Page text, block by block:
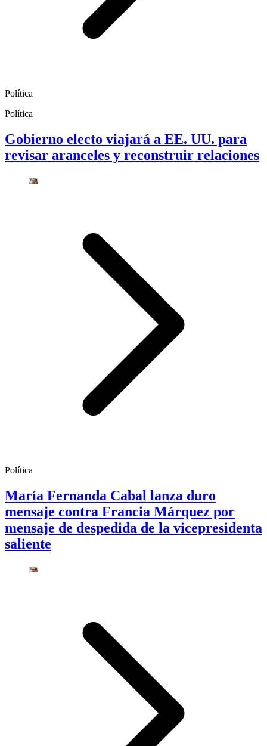
Política
Política
Gobierno electo viajará a EE. UU. para
revisar aranceles y reconstruir relaciones
Política
María Fernanda Cabal lanza duro
mensaje contra Francia Márquez por
mensaje de despedida de la vicepresidenta
saliente